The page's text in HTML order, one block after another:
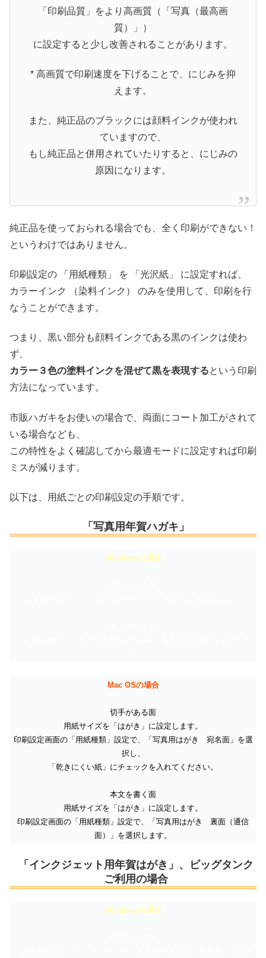
「印刷品質」をより高画質（「写真（最高画
質）」）
に設定すると少し改善されることがあります。
* 高画質で印刷速度を下げることで、にじみを抑
えます。
また、純正品のブラックには顔料インクが使われ
ていますので、
もし純正品と併用されていたりすると、にじみの
原因になります。
純正品を使っておられる場合でも、全く印刷ができない！
というわけではありません。
印刷設定の 「用紙種類」 を 「光沢紙」 に設定すれば、
カラーインク （染料インク） のみを使用して、印刷を行
なうことができます。
つまり、黒い部分も顔料インクである黒のインクは使わ
ず、
カラー３色の塗料インクを混ぜて黒を表現するという印刷
方法になっています。
市販ハガキをお使いの場合で、両面にコート加工がされて
いる場合なども、
この特性をよく確認してから最適モードに設定すれば印刷
ミスが減ります。
以下は、用紙ごとの印刷設定の手順です。
「写真用年賀ハガキ」
Windowsの場合
Mac OSの場合
切手がある面
用紙サイズを「はがき」に設定します。
印刷設定画面の「用紙種類」設定で、「写真用はがき 宛名面」を選
択し、
「乾きにくい紙」にチェックを入れてください。
本文を書く面
用紙サイズを「はがき」に設定します。
印刷設定画面の「用紙種類」設定で、「写真用はがき 裏面（通信
面）」を選択します。
「インクジェット用年賀はがき」、ビッグタンク
ご利用の場合
Windowsの場合